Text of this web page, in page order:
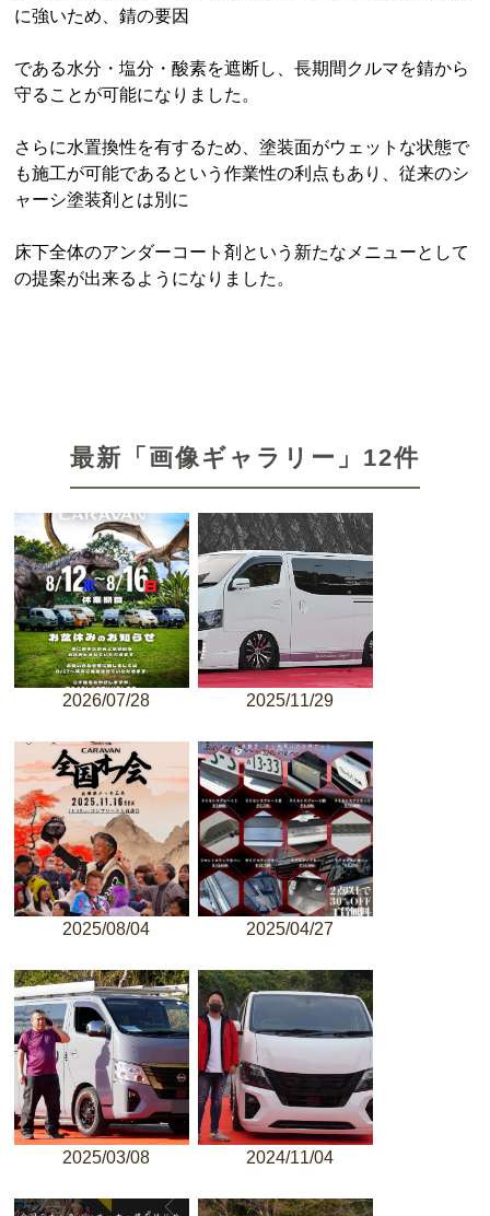
に強いため、錆の要因
である水分・塩分・酸素を遮断し、長期間クルマを錆から
守ることが可能になりました。
さらに水置換性を有するため、塗装面がウェットな状態で
も施工が可能であるという作業性の利点もあり、従来のシ
ャーシ塗装剤とは別に
床下全体のアンダーコート剤という新たなメニューとして
の提案が出来るようになりました。
最新「画像ギャラリー」12件
2026/07/28 2025/11/29
2025/08/04 2025/04/27
2025/03/08 2024/11/04